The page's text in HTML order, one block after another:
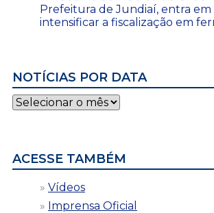
Prefeitura de Jundiaí, entra em
intensificar a fiscalização em
NOTÍCIAS POR DATA
Notícias
por
ACESSE TAMBÉM
Vídeos
Imprensa Oficial